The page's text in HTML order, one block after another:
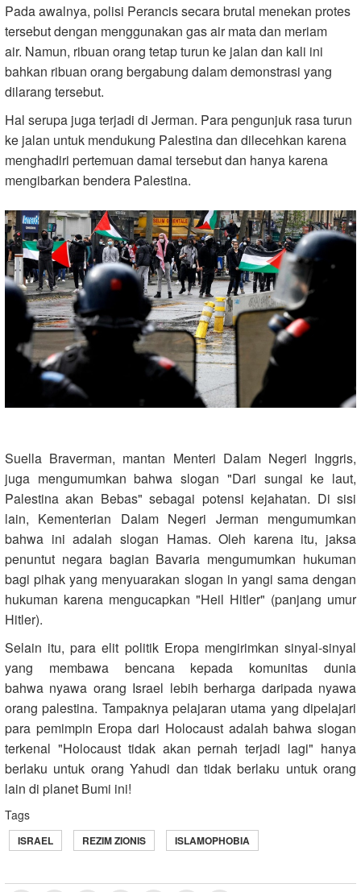
Pada awalnya, polisi Perancis secara brutal menekan protes
tersebut dengan menggunakan gas air mata dan meriam
air. Namun, ribuan orang tetap turun ke jalan dan kali ini
bahkan ribuan orang bergabung dalam demonstrasi yang
dilarang tersebut.
Hal serupa juga terjadi di Jerman. Para pengunjuk rasa turun
ke jalan untuk mendukung Palestina dan dilecehkan karena
menghadiri pertemuan damai tersebut dan hanya karena
mengibarkan bendera Palestina.
Suella Braverman, mantan Menteri Dalam Negeri Inggris,
juga mengumumkan bahwa slogan "Dari sungai ke laut,
Palestina akan Bebas" sebagai potensi kejahatan. Di sisi
lain, Kementerian Dalam Negeri Jerman mengumumkan
bahwa ini adalah slogan Hamas. Oleh karena itu, jaksa
penuntut negara bagian Bavaria mengumumkan hukuman
bagi pihak yang menyuarakan slogan in yangi sama dengan
hukuman karena mengucapkan "Heil Hitler" (panjang umur
Hitler).
Selain itu, para elit politik Eropa mengirimkan sinyal-sinyal
yang membawa bencana kepada komunitas dunia
bahwa nyawa orang Israel lebih berharga daripada nyawa
orang palestina. Tampaknya pelajaran utama yang dipelajari
para pemimpin Eropa dari Holocaust adalah bahwa slogan
terkenal "Holocaust tidak akan pernah terjadi lagi" hanya
berlaku untuk orang Yahudi dan tidak berlaku untuk orang
lain di planet Bumi ini!
Tags
ISRAEL REZIM ZIONIS ISLAMOPHOBIA